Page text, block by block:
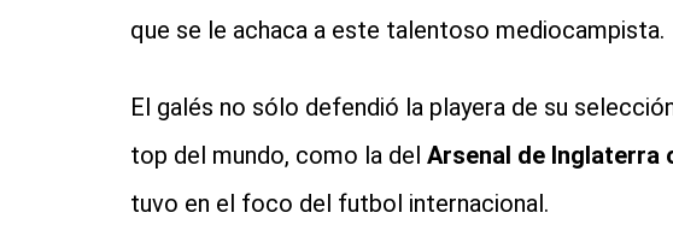
que se le achaca a este talentoso mediocampista.
El galés no sólo defendió la playera de su
top del mundo, como la del Arsenal de Inglaterra
tuvo en el foco del futbol internacional.